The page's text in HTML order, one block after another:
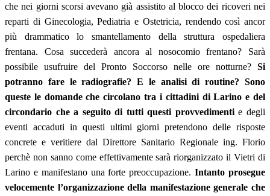
che nei giorni scorsi avevano già assistito al blocco dei ricoveri nei
reparti di Ginecologia, Pediatria e Ostetricia, rendendo così ancor
più drammatico lo smantellamento della struttura ospedaliera
frentana. Cosa succederà ancora al nosocomio frentano? Sarà
possibile usufruire del Pronto Soccorso nelle ore notturne? Si
potranno fare le radiografie? E le analisi di routine? Sono
queste le domande che circolano tra i cittadini di Larino e del
circondario che a seguito di tutti questi provvedimentie degli
eventi accaduti in questi ultimi giorni pretendono delle risposte
concrete e veritiere dal Direttore Sanitario Regionale ing. Florio
perchè non sanno come effettivamente sarà riorganizzato il Vietri di
Larino e manifestano una forte preoccupazione.Intanto prosegue
velocemente l’organizzazione della manifestazione generale che